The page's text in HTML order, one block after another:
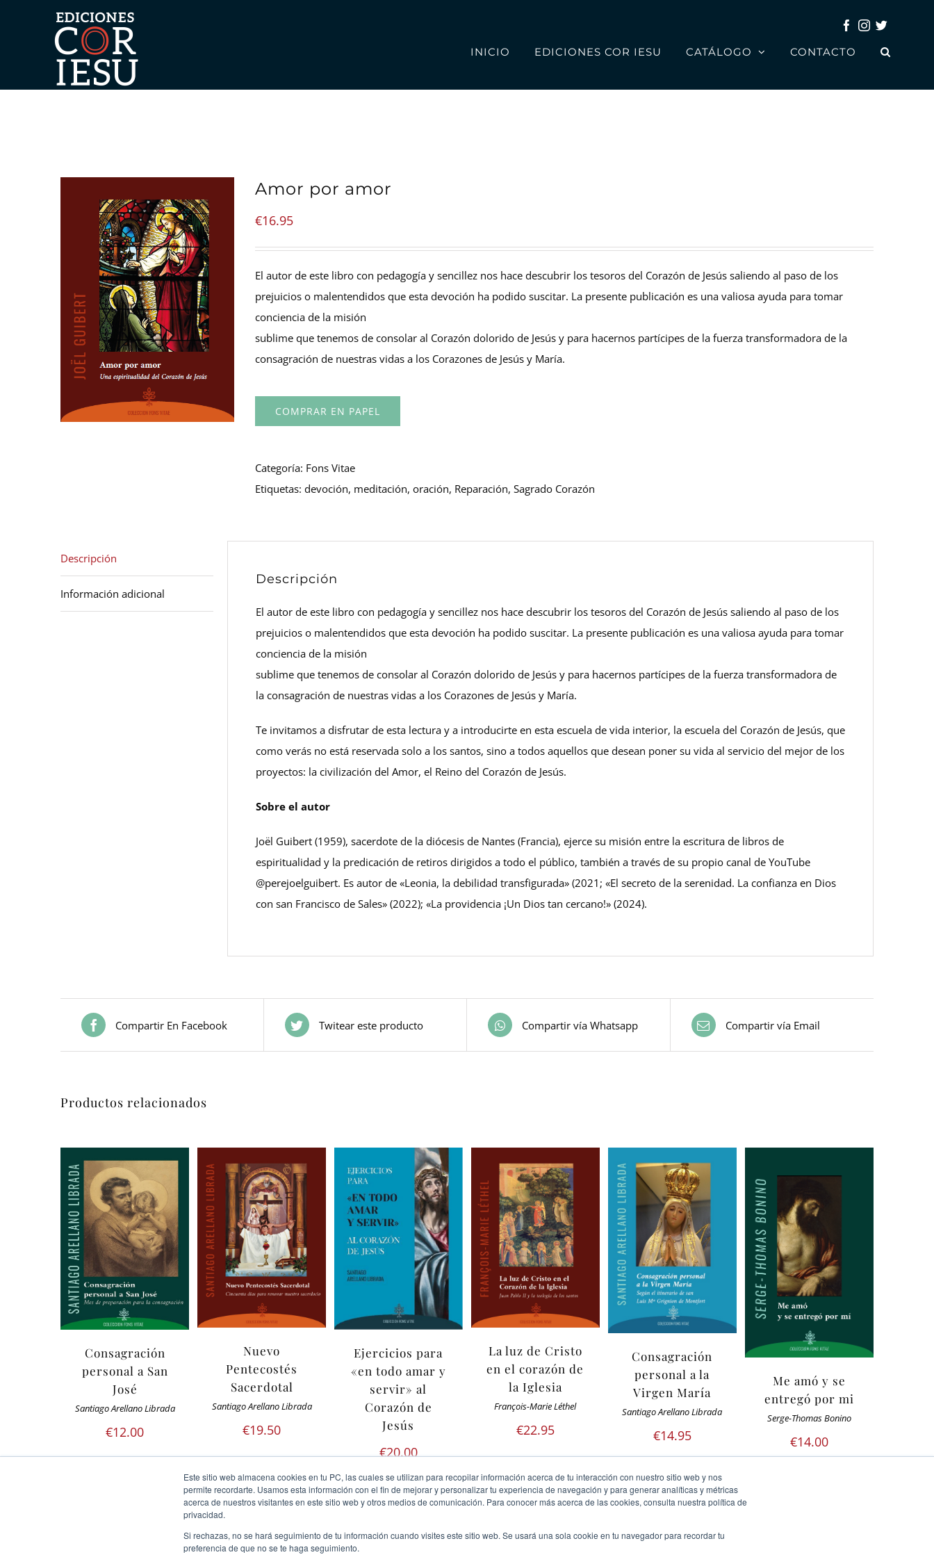
Este sitio web almacena cookies en tu PC, las cuales se utilizan para recopilar información acerca de tu interacción con nuestro sitio web y nos
permite recordarte. Usamos esta información con el fin de mejorar y personalizar tu experiencia de navegación y para generar analíticas y métricas
acerca de nuestros visitantes en este sitio web y otros medios de comunicación. Para conocer más acerca de las cookies, consulta nuestra política de
privacidad.
Si rechazas, no se hará seguimiento de tu información cuando visites este sitio web. Se usará una sola cookie en tu navegador para recordar tu
preferencia de que no se te haga seguimiento.
Facebook
Instagram
Twitter
INICIO EDICIONES COR IESU CATÁLOGO CONTACTO
Amor por amor
€16.95
El autor de este libro con pedagogía y sencillez nos hace descubrir los tesoros del Corazón de Jesús saliendo al paso de los
prejuicios o malentendidos que esta devoción ha podido suscitar. La presente publicación es una valiosa ayuda para tomar
conciencia de la misión
sublime que tenemos de consolar al Corazón dolorido de Jesús y para hacernos partícipes de la fuerza transformadora de la
consagración de nuestras vidas a los Corazones de Jesús y María.
COMPRAR EN PAPEL
Categoría: Fons Vitae
Etiquetas: devoción, meditación, oración, Reparación, Sagrado Corazón
Descripción
Información adicional
Descripción
El autor de este libro con pedagogía y sencillez nos hace descubrir los tesoros del Corazón de Jesús saliendo al paso de los
prejuicios o malentendidos que esta devoción ha podido suscitar. La presente publicación es una valiosa ayuda para tomar
conciencia de la misión
sublime que tenemos de consolar al Corazón dolorido de Jesús y para hacernos partícipes de la fuerza transformadora de
la consagración de nuestras vidas a los Corazones de Jesús y María.
Te invitamos a disfrutar de esta lectura y a introducirte en esta escuela de vida interior, la escuela del Corazón de Jesús, que
como verás no está reservada solo a los santos, sino a todos aquellos que desean poner su vida al servicio del mejor de los
proyectos: la civilización del Amor, el Reino del Corazón de Jesús.
Sobre el autor
Joël Guibert (1959), sacerdote de la diócesis de Nantes (Francia), ejerce su misión entre la escritura de libros de
espiritualidad y la predicación de retiros dirigidos a todo el público, también a través de su propio canal de YouTube
@perejoelguibert. Es autor de «Leonia, la debilidad transfigurada» (2021; «El secreto de la serenidad. La confianza en Dios
con san Francisco de Sales» (2022); «La providencia ¡Un Dios tan cercano!» (2024).
Compartir En Facebook Twitear este producto Compartir vía Whatsapp Compartir vía Email
Productos relacionados
Consagración
personal a San
José
Santiago Arellano Librada
€12.00
Nuevo
Pentecostés
Sacerdotal
Santiago Arellano Librada
€19.50
Ejercicios para
«en todo amar y
servir» al
Corazón de
Jesús
€20.00
La luz de Cristo
en el corazón de
la Iglesia
François-Marie Léthel
€22.95
Consagración
personal a la
Virgen María
Santiago Arellano Librada
€14.95
Me amó y se
entregó por mi
Serge-Thomas Bonino
€14.00